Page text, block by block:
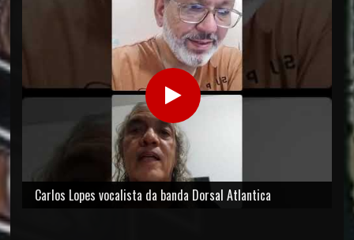
Carlos Lopes vocalista da banda Dorsal Atlantica